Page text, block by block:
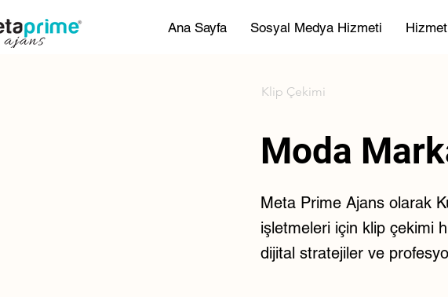
Ana Sayfa Sosyal Medya Hizmeti
Klip Çekimi
Moda
Meta Prime Ajans olarak
işletmeleri için klip çekimi
dijital stratejiler ve